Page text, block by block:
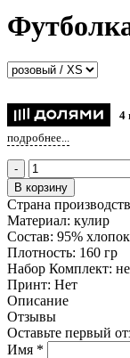
4
подробнее...
-
В корзину
Страна
Материал: кулир
Состав: 95%
Плотность: 160 гр
Набор Комплект:
Принт: Нет
Описание
Отзывы
Оставьте первый
Имя *